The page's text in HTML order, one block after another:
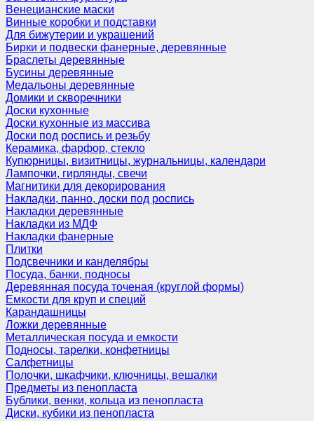
Венецианские маски
Винные коробки и подставки
Для бижутерии и украшений
Бирки и подвески фанерные, деревянные
Браслеты деревянные
Бусины деревянные
Медальоны деревянные
Домики и скворечники
Доски кухонные
Доски кухонные из массива
Доски под роспись и резьбу
Керамика, фарфор, стекло
Купюрницы, визитницы, журнальницы, календари
Лампочки, гирлянды, свечи
Магнитики для декорирования
Накладки, панно, доски под роспись
Накладки деревянные
Накладки из МДФ
Накладки фанерные
Плитки
Подсвечники и канделябры
Посуда, банки, подносы
Деревянная посуда точеная (круглой формы)
Емкости для круп и специй
Карандашницы
Ложки деревянные
Металлическая посуда и емкости
Подносы, тарелки, конфетницы
Салфетницы
Полочки, шкафчики, ключницы, вешалки
Предметы из пенопласта
Бублики, венки, кольца из пенопласта
Диски, кубики из пенопласта